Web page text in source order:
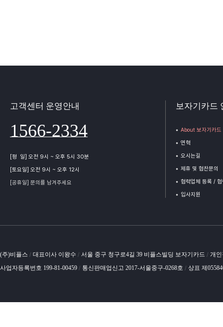
고객센터 운영안내
1566-2334
[평 일] 오전 9시 ~ 오후 5시 30분
[토요일] 오전 9시 ~ 오후 12시
[공휴일] 문의를 남겨주세요
보자기카드
About 보자기카드
연혁
오시는길
제휴 및 협찬문의
협력업체 등록 /
입사지원
(주)비플스 / 대표이사 이왕수 / 서울 중구 청구로4길 39 비플스빌딩 보자기카드 / 개
사업자등록번호 199-81-00459 / 통신판매업신고 2017-서울중구-0268호 / 상표 제